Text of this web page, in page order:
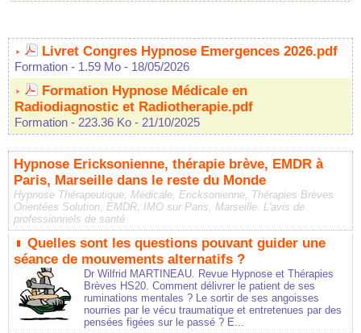
Livret Congres Hypnose Emergences 2026.pdf
Formation - 1.59 Mo - 18/05/2026
Formation Hypnose Médicale en
Radiodiagnostic et Radiotherapie.pdf
Formation - 223.36 Ko - 21/10/2025
Hypnose Ericksonienne, thérapie brève, EMDR à
Paris, Marseille dans le reste du Monde
Hypnose Thérapeutique, Médicale, Ericksonienne, Thérapies Brèves
Orientées Solution, EMDR, IMO sur Paris, Marseille. L'avis de
professionnels de santé
Quelles sont les questions pouvant guider une
séance de mouvements alternatifs ?
Dr Wilfrid MARTINEAU. Revue Hypnose et Thérapies
Brèves HS20. Comment délivrer le patient de ses
ruminations mentales ? Le sortir de ses angoisses
nourries par le vécu traumatique et entretenues par des
pensées figées sur le passé ? E...